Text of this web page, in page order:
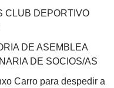
CLUB DEPORTIVO
DE ASEMBLEA
DE SOCIOS/AS
Carro para despedir a